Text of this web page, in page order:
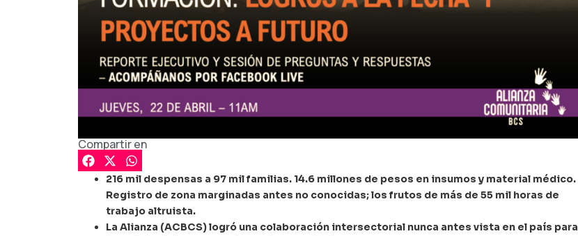
Compartir en
216 mil despensas a 97 mil familias. 14.6 millones de pesos en insumos y material médico.
Registro de zona marginadas antes no conocidas; los frutos de más de 55 mil horas de
trabajo altruista.
La Alianza (ACBCS) logró una colaboración intersectorial nunca antes vista en el país para